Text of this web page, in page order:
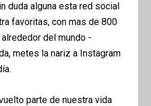
duda alguna esta red social
favoritas, con mas de 800
del mundo -
metes la nariz a Instagram
parte de nuestra vida